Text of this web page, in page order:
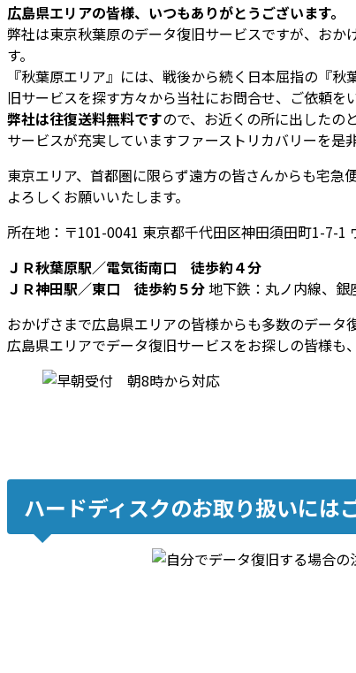
広島県エリアの皆様、いつもありがとうございます。
弊社は東京秋葉原のデータ復旧サービスですが、お
す。
『秋葉原エリア』には、戦後から続く日本屈指の『
旧サービスを探す方々から当社にお問合せ、ご依頼を
弊社は往復送料無料ですので、お近くの所に出したの
サービスが充実していますファーストリカバリーを是
東京エリア、首都圏に限らず遠方の皆さんからも宅急
よろしくお願いいたします。
所在地：〒101-0041 東京都千代田区神田須田町1-7-1
ＪＲ秋葉原駅／電気街南口 徒歩約４分
ＪＲ神田駅／東口 徒歩約５分地下鉄：丸ノ内線、銀
おかげさまで広島県エリアの皆様からも多数のデータ
広島県エリアでデータ復旧サービスをお探しの皆様も
ハードディスクのお取り扱いには